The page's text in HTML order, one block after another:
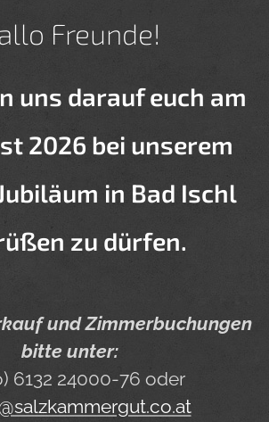
Freunde!
uns darauf euch am
2026 bei unserem
in Bad Ischl
zu dürfen.
und Zimmerbuchungen
bitte unter:
6132 24000-76 oder